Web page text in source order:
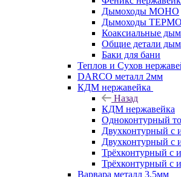
Дымоходы МОНО
Дымоходы ТЕРМО
Коаксиальные
Общие детали
Баки для бани
Теплов и Сухов
DARCO металл 2мм
КДМ нержавейка
Назад
КДМ нержавейка
Одноконтурный
Двухконтурный с
Двухконтурный с
Трёхконтурный с
Трёхконтурный с
Варвара металл 3,5мм